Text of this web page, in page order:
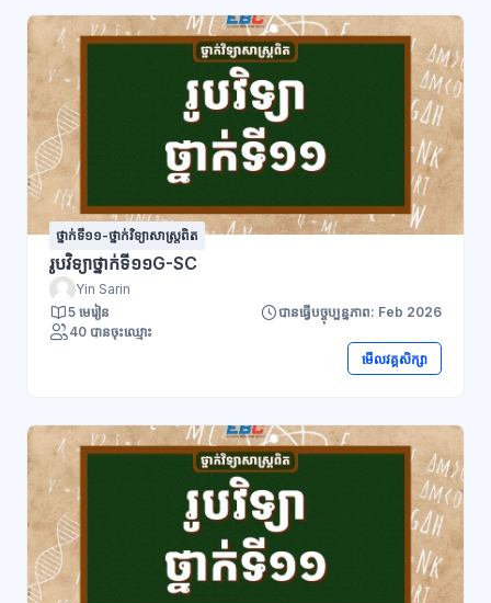
ថ្នាក់ទី១១-ថ្នាក់វិទ្យាសាស្ត្រពិត
រូបវិទ្យាថ្នាក់ទី១១G-SC
Yin Sarin
5 មេរៀន
បានធ្វើបច្ចុប្បន្នភាព: Feb 2026
40 បានចុះឈ្មោះ
មើលវគ្គសិក្សា